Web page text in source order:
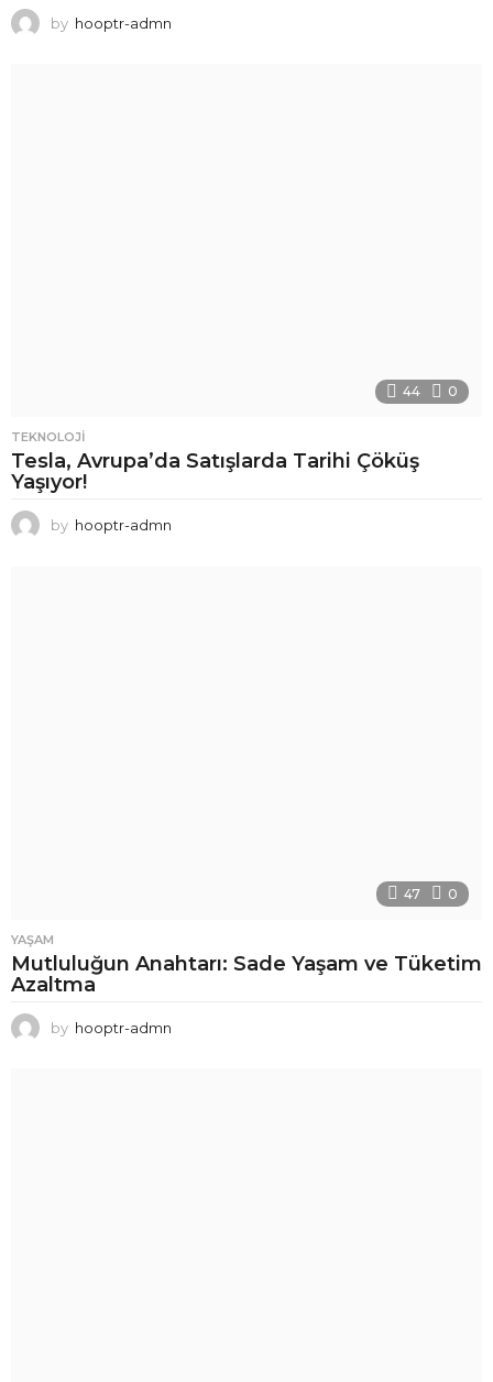
by hooptr-admn
44 0
TEKNOLOJI
Tesla, Avrupa’da Satışlarda Tarihi Çöküş
Yaşıyor!
by hooptr-admn
47 0
YAŞAM
Mutluluğun Anahtarı: Sade Yaşam ve Tüketim
Azaltma
by hooptr-admn